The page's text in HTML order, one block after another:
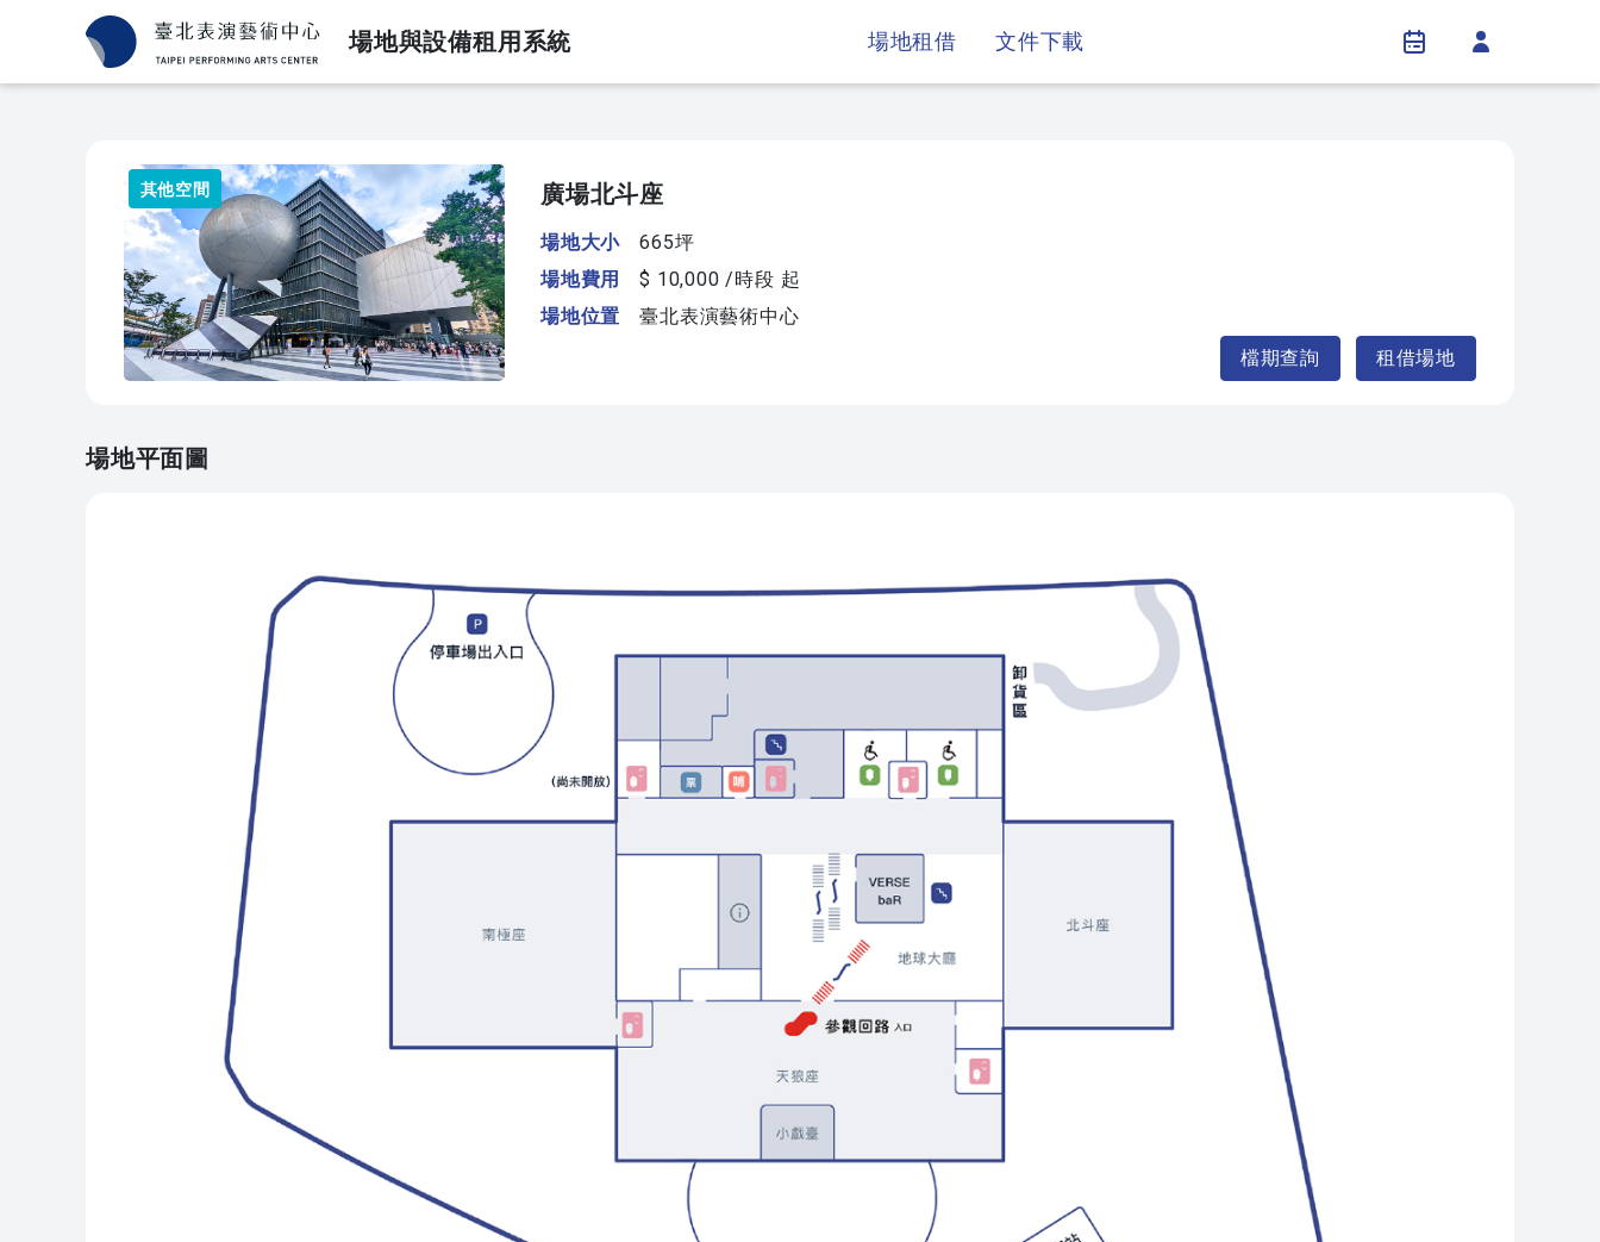
場地與設備租用系統 場地租借 文件下載
其他空間 廣場北斗座
場地大小
665坪
場地費用
$ 10,000 /時段 起
場地位置
臺北表演藝術中心
檔期查詢
租借場地
場地平面圖